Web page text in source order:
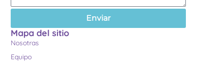
Enviar
Mapa del sitio
Nosotras
Equipo